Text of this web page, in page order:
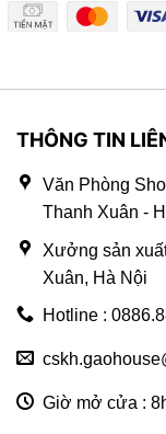
THÔNG TIN
Văn Phòng
Thanh Xuân -
Xưởng sản
Xuân, Hà Nội
Hotline :
Giờ mở cửa :